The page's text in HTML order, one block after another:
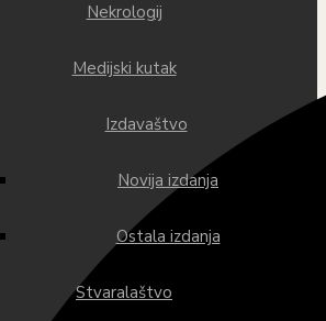
Nekrologij
Medijski kutak
Izdavaštvo
Novija izdanja
Ostala izdanja
Stvaralaštvo